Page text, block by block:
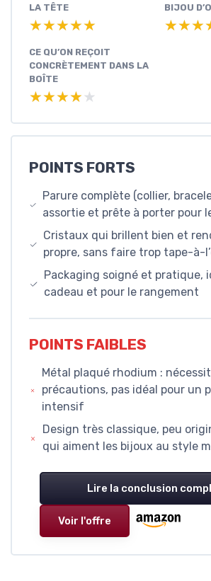
LA TÊTE
★★★★★
★★★★★
BIJOU
CE QU’ON REÇOIT
CONCRÈTEMENT DANS LA
BOÎTE
★★★★★
★★★★★
POINTS FORTS
Parure complète (collier,
assortie et prête à porter pour
Cristaux qui brillent bien et
propre, sans faire trop tape-à-
Packaging soigné et pratique,
cadeau et pour le rangement
POINTS FAIBLES
Métal plaqué rhodium :
précautions, pas idéal pour un
intensif
Design très classique, peu
qui aiment les bijoux au style
Lire la conclusion
Voir l'offre